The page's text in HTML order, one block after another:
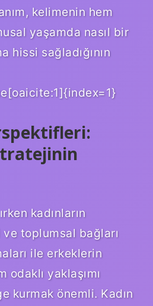
kelimenin hem
yaşamda nasıl bir
hissi sağladığının
kadınların
toplumsal bağları
ile erkeklerin
yaklaşımı
kurmak önemli. Kadın